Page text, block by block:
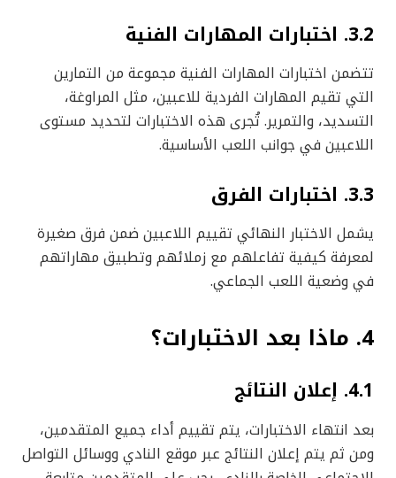
3.2. اختبارات المهارات الفنية
تتضمن اختبارات المهارات الفنية مجموعة من التمارين
التي تقيم المهارات الفردية للاعبين، مثل المراوغة،
التسديد، والتمرير. تُجرى هذه الاختبارات لتحديد مستوى
اللاعبين في جوانب اللعب الأساسية.
3.3. اختبارات الفرق
يشمل الاختبار النهائي تقييم اللاعبين ضمن فرق صغيرة
لمعرفة كيفية تفاعلهم مع زملائهم وتطبيق مهاراتهم
في وضعية اللعب الجماعي.
4. ماذا بعد الاختبارات؟
4.1. إعلان النتائج
بعد انتهاء الاختبارات، يتم تقييم أداء جميع المتقدمين،
ومن ثم يتم إعلان النتائج عبر موقع النادي ووسائل التواصل